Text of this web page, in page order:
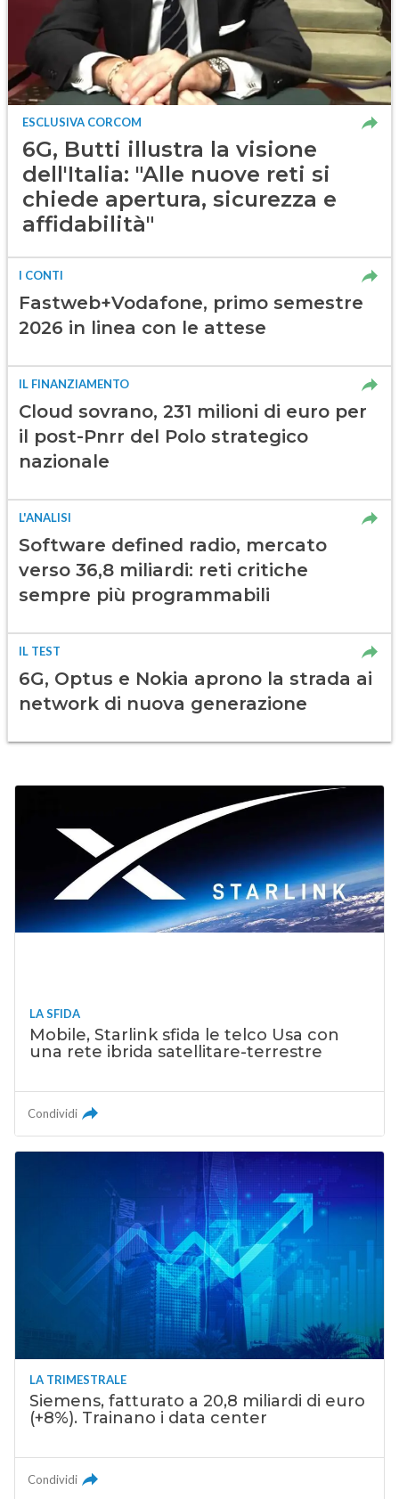
ESCLUSIVA CORCOM
6G, Butti illustra la visione
dell'Italia: "Alle nuove reti si
chiede apertura, sicurezza e
affidabilità"
I CONTI
Fastweb+Vodafone, primo semestre
2026 in linea con le attese
IL FINANZIAMENTO
Cloud sovrano, 231 milioni di euro per
il post-Pnrr del Polo strategico
nazionale
L'ANALISI
Software defined radio, mercato
verso 36,8 miliardi: reti critiche
sempre più programmabili
IL TEST
6G, Optus e Nokia aprono la strada ai
network di nuova generazione
LA SFIDA
Mobile, Starlink sfida le telco Usa con
una rete ibrida satellitare-terrestre
Condividi
LA TRIMESTRALE
Siemens, fatturato a 20,8 miliardi di euro
(+8%). Trainano i data center
Condividi